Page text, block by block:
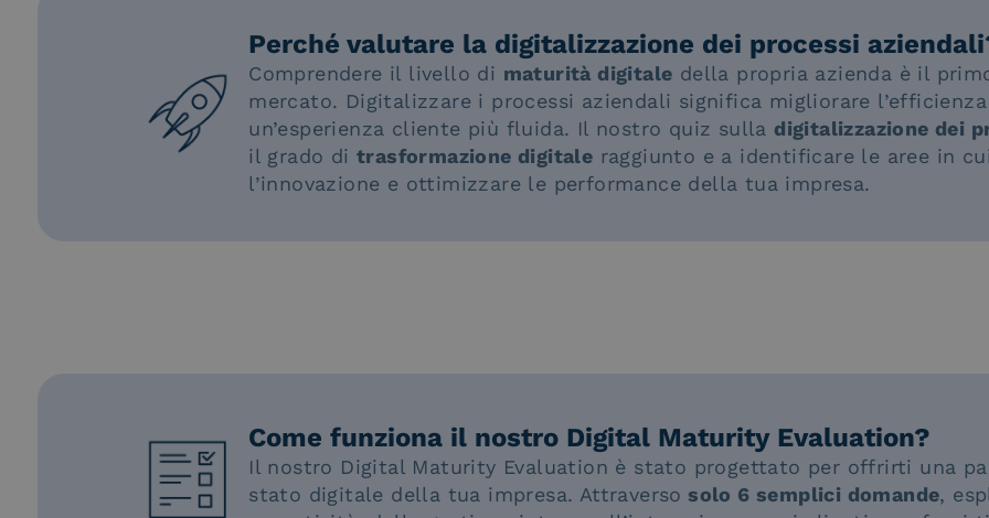
Perché valutare la digitalizzazione dei processi
Comprendere il livello di maturità digitale della propria azienda è il
mercato. Digitalizzare i processi aziendali significa migliorare
un’esperienza cliente più fluida. Il nostro quiz sulla digitalizzazione dei
il grado ditrasformazione digitale raggiunto e a identificare le aree in
l’innovazione e ottimizzare le performance della tua impresa.
Come funziona il nostro Digital Maturity Evaluation?
Il nostro Digital Maturity Evaluation è stato progettato per offrirti una
stato digitale della tua impresa. Attraverso solo 6 semplici domande,